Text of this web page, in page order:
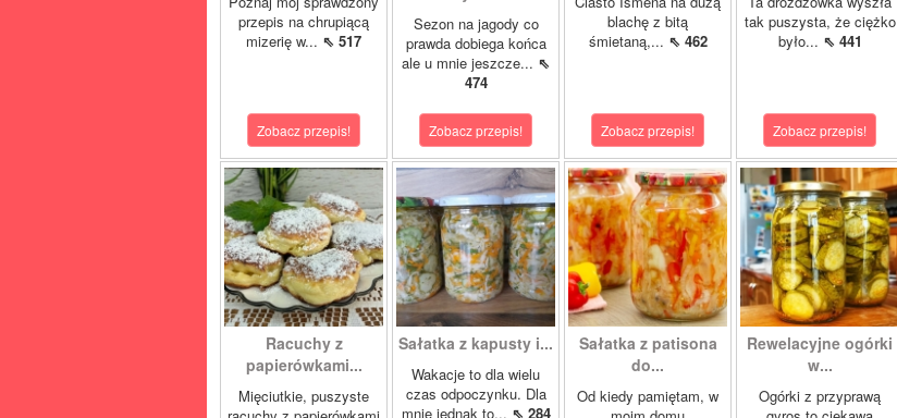
przepis na chrupiącą
mizerię w... ⇖ 517
Zobacz przepis!
Sezon na jagody co
prawda dobiega końca
ale u mnie jeszcze... ⇖
474
Zobacz przepis!
blachę z bitą
śmietaną,... ⇖ 462
Zobacz przepis!
tak puszysta, że ciężko
było... ⇖ 441
Zobacz przepis!
Racuchy z
papierówkami...
Mięciutkie, puszyste
Sałatka z kapusty i...
Wakacje to dla wielu
czas odpoczynku. Dla
mnie jednak to... ⇖ 284
Sałatka z patisona
do...
Od kiedy pamiętam, w
Rewelacyjne ogórki
w...
Ogórki z przyprawą